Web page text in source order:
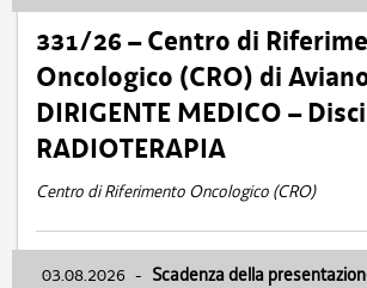
331/26 – Centro di
Oncologico (CRO) di
DIRIGENTE MEDICO –
RADIOTERAPIA
Centro di Riferimento Oncologico (CRO)
03.08.2026 - Scadenza della